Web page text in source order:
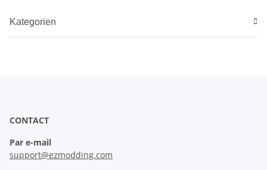
Kategorien
CONTACT
Par e-mail
support@ezmodding.com